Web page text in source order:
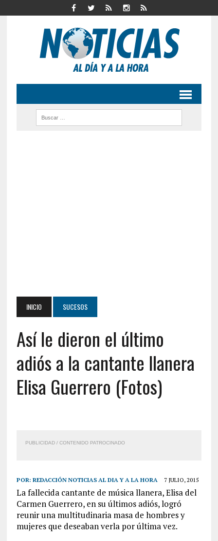
INICIO SUCESOS
Así le dieron el último
adiós a la cantante llanera
Elisa Guerrero (Fotos)
PUBLICIDAD / CONTENIDO PATROCINADO
POR: REDACCIÓN NOTICIAS AL DIA Y A LA HORA 7 JULIO, 2015
La fallecida cantante de música llanera, Elisa del
Carmen Guerrero, en su últimos adiós, logró
reunir una multitudinaria masa de hombres y
mujeres que deseaban verla por última vez.